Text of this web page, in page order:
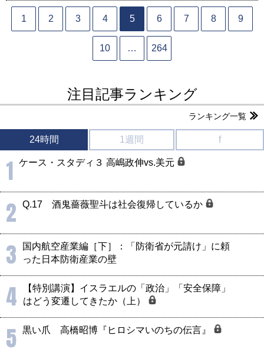
1 2 3 4 5 6 7 8 9
10 … 264
注目記事ランキング
ランキング一覧
24時間 1週間 f
1 ケース・スタディ３ 高嶋政伸vs.美元
2 Q.17 酒鬼薔薇聖斗は社会復帰しているか
3
国内航空産業編［下］：「防衛省が元請け」に頼
った日本防衛産業の壁
4
【特別講演】イスラエルの「政治」「安全保障」
はどう変遷してきたか（上）
5 黒い爪 高橋昭博『ヒロシマいのちの伝言』